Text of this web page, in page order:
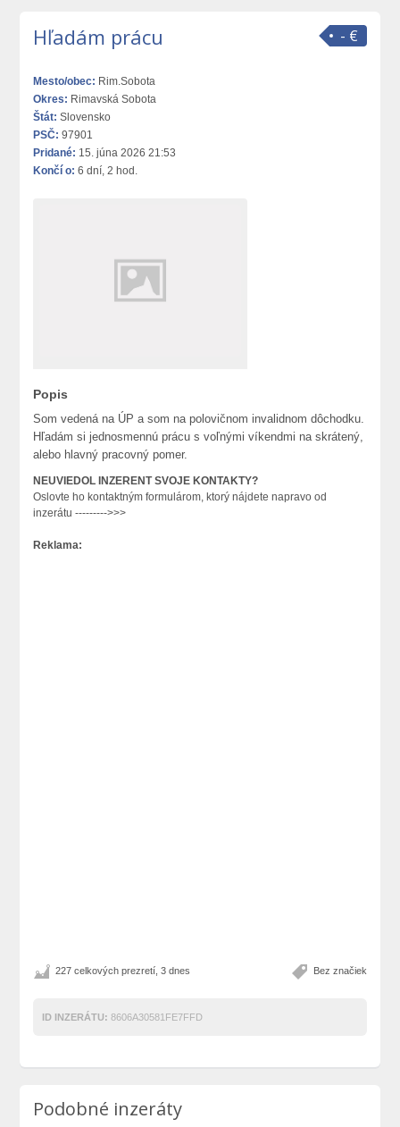
- €
Hľadám prácu
Mesto/obec: Rim.Sobota
Okres: Rimavská Sobota
Štát: Slovensko
PSČ: 97901
Pridané: 15. júna 2026 21:53
Končí o: 6 dní, 2 hod.
Popis
Som vedená na ÚP a som na polovičnom invalidnom dôchodku.
Hľadám si jednosmennú prácu s voľnými víkendmi na skrátený,
alebo hlavný pracovný pomer.
NEUVIEDOL INZERENT SVOJE KONTAKTY?
Oslovte ho kontaktným formulárom, ktorý nájdete napravo od
inzerátu --------->>>
Reklama:
Bez značiek
227 celkových prezretí, 3 dnes
ID INZERÁTU: 8606A30581FE7FFD
Podobné inzeráty